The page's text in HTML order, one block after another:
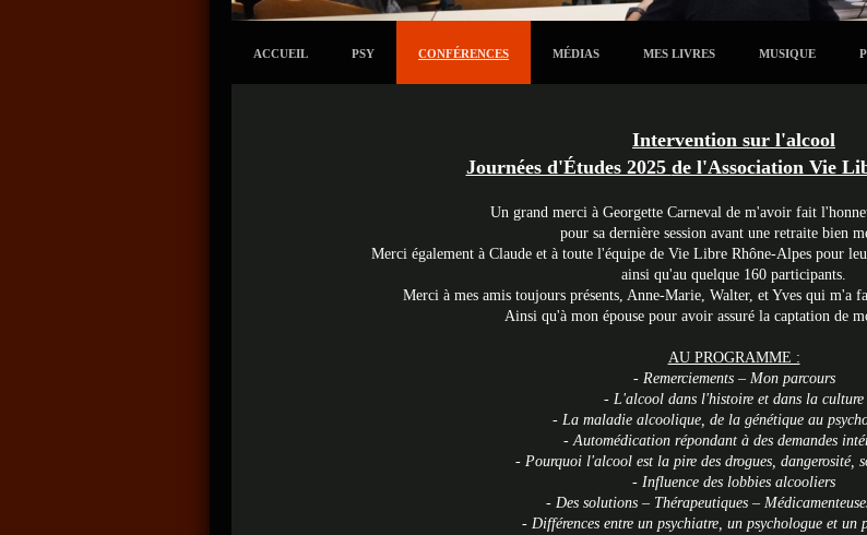
ACCUEIL PSY CONFÉRENCES MÉDIAS MES LIVRES MUSIQUE
Intervention sur l'alcool
Journées d'Études 2025 de l'Association Vie
Un grand merci à Georgette Carneval de m'avoir fait
pour sa dernière session avant une retraite bien
Merci également à Claude et à toute l'équipe de Vie Libre Rhône-Alpes pour
ainsi qu'au quelque 160 participants.
Merci à mes amis toujours présents, Anne-Marie, Walter, et Yves qui m'a
Ainsi qu'à mon épouse pour avoir assuré la captation de
AU PROGRAMME :
- Remerciements – Mon parcours
- L'alcool dans l'histoire et dans la culture
- La maladie alcoolique, de la génétique au
- Automédication répondant à des demandes
- Pourquoi l'alcool est la pire des drogues, dangerosité,
- Influence des lobbies alcooliers
- Des solutions – Thérapeutiques –
- Différences entre un psychiatre, un psychologue et un